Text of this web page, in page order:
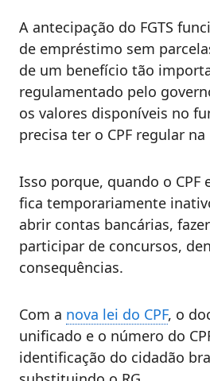
A antecipação do FGTS
de empréstimo sem
de um benefício tão
regulamentado pelo
os valores disponíveis no
precisa ter o CPF regular na
Isso porque, quando o CPF
fica temporariamente
abrir contas bancárias,
participar de concursos,
consequências.
Com a nova lei do CPF, o
unificado e o número do
identificação do cidadão